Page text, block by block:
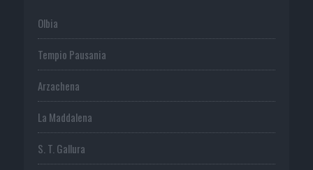
Olbia
Tempio Pausania
Arzachena
La Maddalena
S. T. Gallura